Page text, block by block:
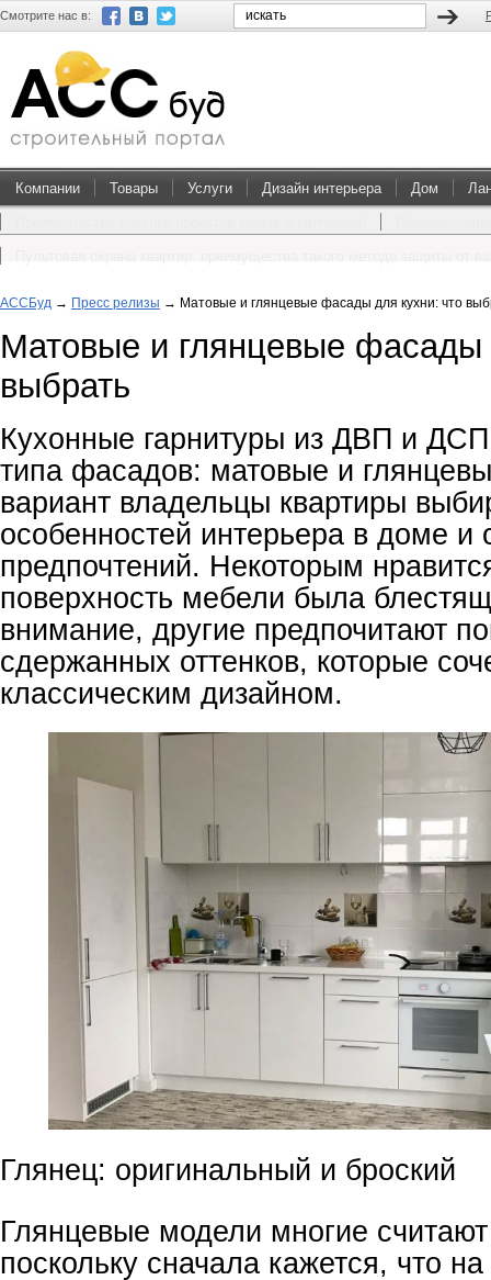
Смотрите нас в:
Компании Товары Услуги Дизайн интерьера Дом
АССБуд → Пресс релизы → Матовые и глянцевые фасады для кухни: что
Матовые и глянцевые фасады
выбрать
Кухонные гарнитуры из ДВП и
типа фасадов: матовые и
вариант владельцы квартиры
особенностей интерьера в доме и
предпочтений. Некоторым
поверхность мебели была
внимание, другие предпочитают
сдержанных оттенков, которые
классическим дизайном.
Глянец: оригинальный и броский
Глянцевые модели многие
поскольку сначала кажется, что